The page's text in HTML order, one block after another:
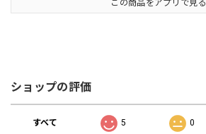
この商品をアプリで見る
ショップの評価
すべて 5 0